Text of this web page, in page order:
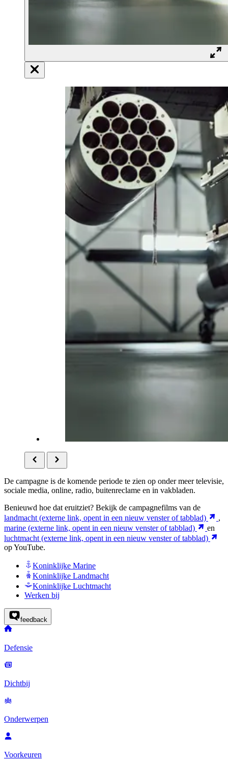
De campagne is de komende periode te zien op onder meer televisie,
sociale media, online, radio, buitenreclame en in vakbladen.
Benieuwd hoe dat eruitziet? Bekijk de campagnefilms van de
landmacht (externe link, opent in een nieuw venster of tabblad)
,
marine (externe link, opent in een nieuw venster of tabblad)
en
luchtmacht (externe link, opent in een nieuw venster of tabblad)
op YouTube.
Koninklijke Marine
Koninklijke Landmacht
Koninklijke Luchtmacht
Werken bij
feedback
Defensie
Dichtbij
Onderwerpen
Voorkeuren